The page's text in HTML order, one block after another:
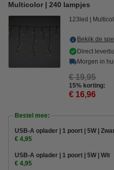
Multicolor | 240 lampjes
123led
Bekijk de
Direct
Morgen in
€ 19,95
15% korting:
€ 16,96
Bestel mee:
USB-A oplader | 1 poort | 5W |
€ 4,95
USB-A oplader | 1 poort | 5W | Wit
€ 4,95